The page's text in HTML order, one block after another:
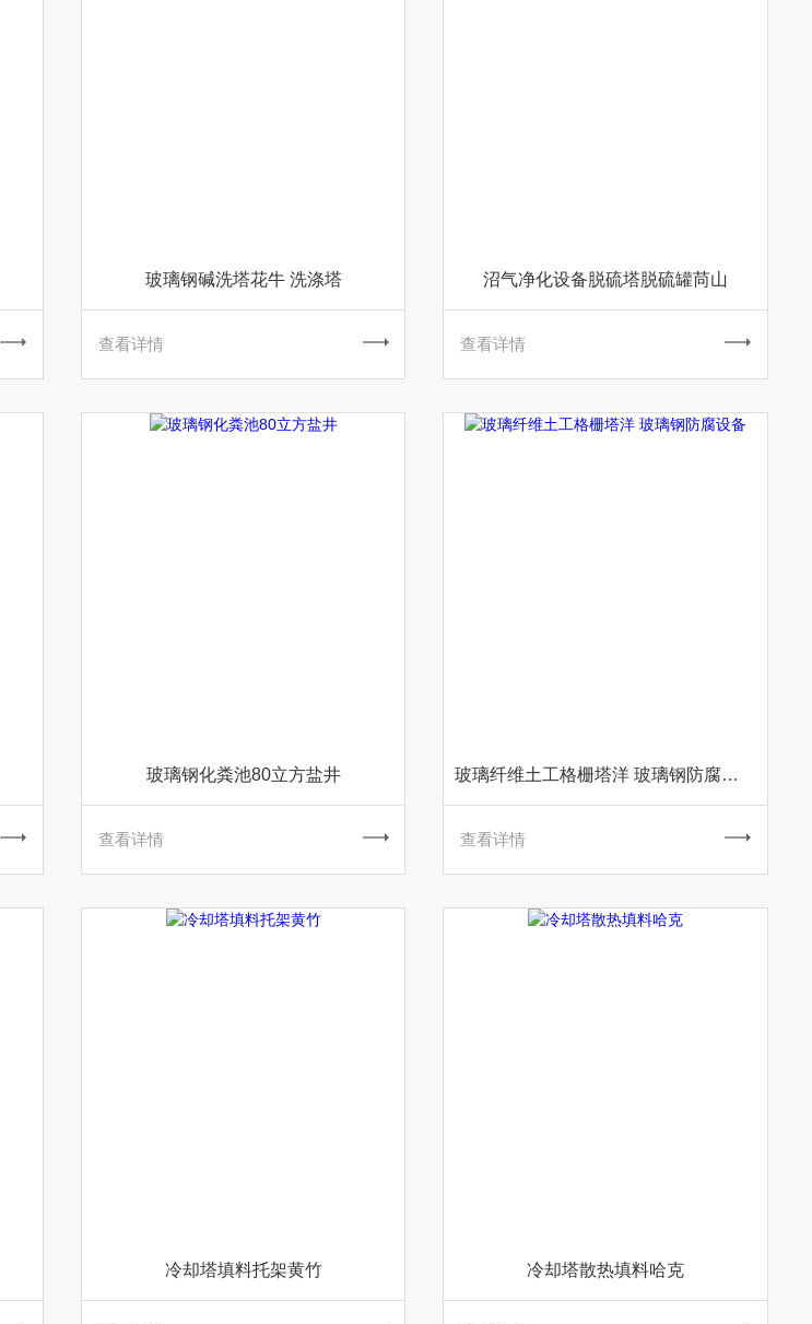
玻璃钢碱洗塔花牛 洗涤塔
查看详情
沼气净化设备脱硫塔脱硫罐苘山
查看详情
玻璃钢化粪池80立方盐井
查看详情
玻璃纤维土工格栅塔洋 玻璃钢防腐设备
查看详情
冷却塔填料托架黄竹 冷却塔散热填料哈克